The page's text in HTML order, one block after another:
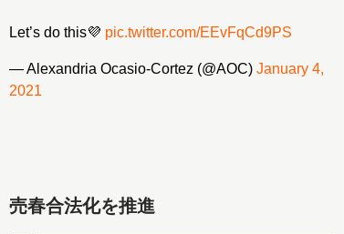
Let’s do this💜 pic.twitter.com/EEvFqCd9PS
— Alexandria Ocasio-Cortez (@AOC) January 4,
2021
売春合法化を推進